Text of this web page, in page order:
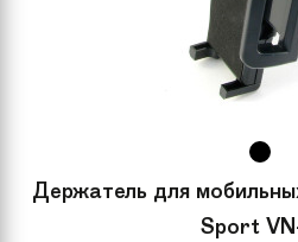
Держатель для
Sport